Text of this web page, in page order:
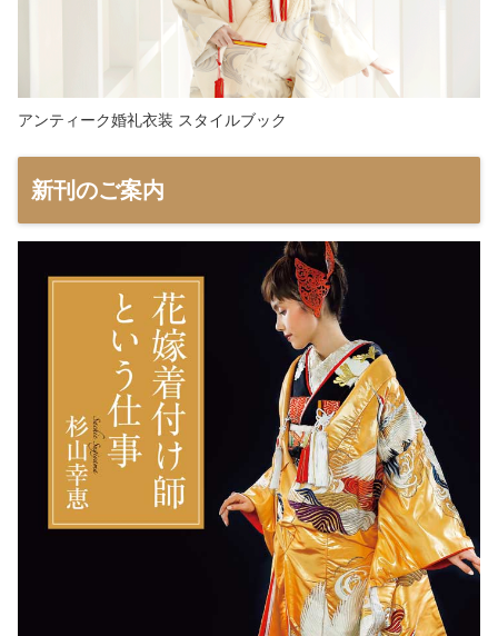
アンティーク婚礼衣装 スタイルブック
新刊のご案内